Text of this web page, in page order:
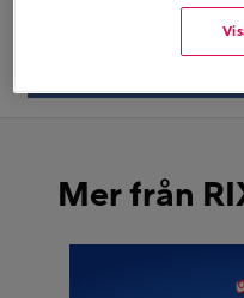
Dela på twitter
Mer från